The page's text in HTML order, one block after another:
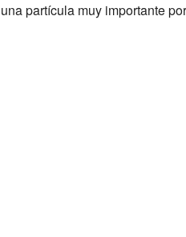
una partícula muy importante